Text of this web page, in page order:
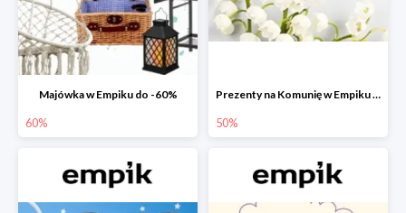
Majówka w Empiku do -60%
60%
Prezenty na Komunię w Empiku do -50%
50%